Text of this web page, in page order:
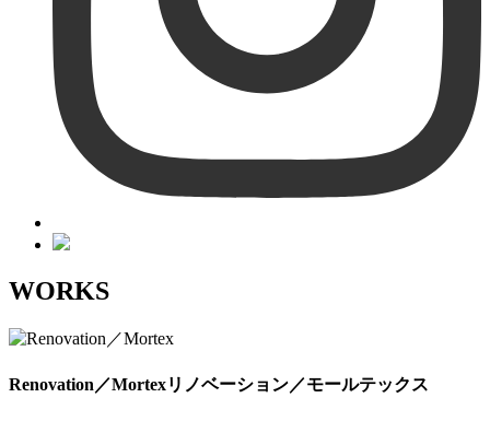
WORKS
Renovation／Mortexリノベーション／モールテックス